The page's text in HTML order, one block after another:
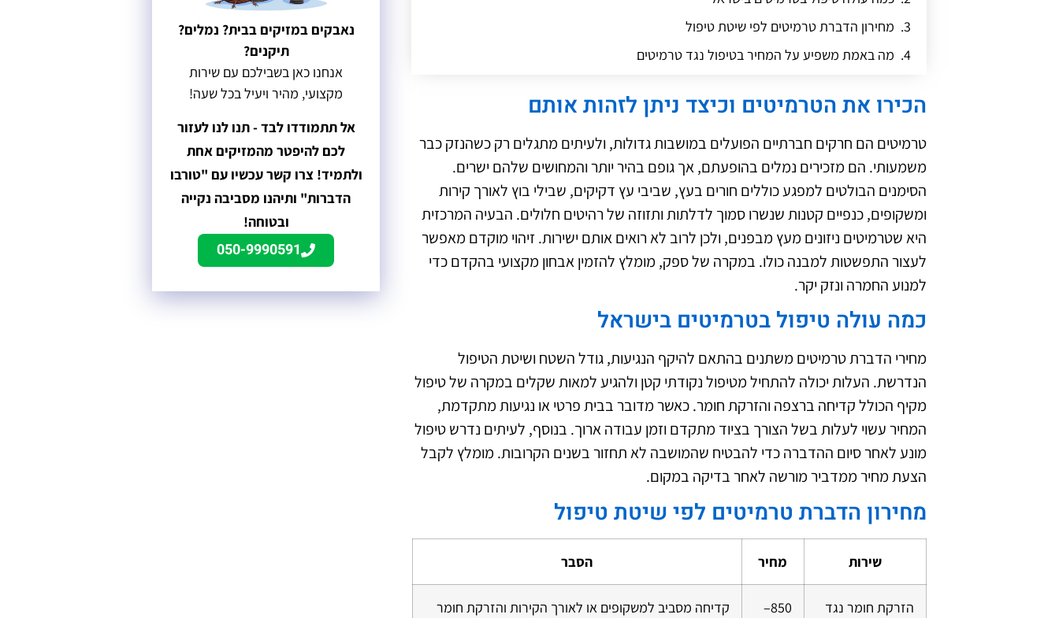
מחירון הדברת טרמיטים לפי שיטת טיפול
מה באמת משפיע על המחיר בטיפול נגד טרמיטים
ריסוס נגד טרמיטים כפתרון מונע ארוך טווח
טיפול נגד טרמיטים בבית פרטי
הכירו את הטרמיטים וכיצד ניתן לזהות אותם
טרמיטים הם חרקים חברתיים הפועלים במושבות גדולות, ולעיתים מתגלים רק כשהנזק כבר
משמעותי. הם מזכירים נמלים בהופעתם, אך גופם בהיר יותר והמחושים שלהם ישרים.
הסימנים הבולטים למפגע כוללים חורים בעץ, שביבי עץ דקיקים, שבילי בוץ לאורך קירות
ומשקופים, כנפיים קטנות שנשרו סמוך לדלתות ותזוזה של רהיטים חלולים. הבעיה המרכזית
היא שטרמיטים ניזונים מעץ מבפנים, ולכן לרוב לא רואים אותם ישירות. זיהוי מוקדם מאפשר
לעצור התפשטות למבנה כולו. במקרה של ספק, מומלץ להזמין אבחון מקצועי בהקדם כדי
למנוע החמרה ונזק יקר.
כמה עולה טיפול בטרמיטים בישראל
מחירי הדברת טרמיטים משתנים בהתאם להיקף הנגיעות, גודל השטח ושיטת הטיפול
הנדרשת. העלות יכולה להתחיל מטיפול נקודתי קטן ולהגיע למאות שקלים במקרה של טיפול
מקיף הכולל קדיחה ברצפה והזרקת חומר. כאשר מדובר בבית פרטי או נגיעות מתקדמת,
המחיר עשוי לעלות בשל הצורך בציוד מתקדם וזמן עבודה ארוך. בנוסף, לעיתים נדרש טיפול
מונע לאחר סיום ההדברה כדי להבטיח שהמושבה לא תחזור בשנים הקרובות. מומלץ לקבל
הצעת מחיר ממדביר מורשה לאחר בדיקה במקום.
מחירון הדברת טרמיטים לפי שיטת טיפול
שירות מחיר הסבר
הזרקת חומר נגד
850–
קדיחה מסביב למשקופים או לאורך הקירות והזרקת חומר
נאבקים במזיקים בבית? נמלים?
תיקנים?
אנחנו כאן בשבילכם עם שירות
מקצועי, מהיר ויעיל בכל שעה!
אל תתמודדו לבד - תנו לנו לעזור
לכם להיפטר מהמזיקים אחת
ולתמיד! צרו קשר עכשיו עם "טורבו
הדברות" ותיהנו מסביבה נקייה
ובטוחה!
050-9990591